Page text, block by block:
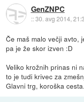
GenZNPC
::30. avg 2014,
Če maš malo večji avto,
pa je že skor izven :D
Veliko krožnih prinas ni
to je tudi krivec za
Glavni trg, koroška